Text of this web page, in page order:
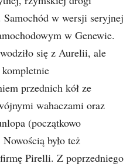
w wersji seryjnej
w Genewie.
się z Aurelii, ale
przednich kół ze
wahaczami oraz
(początkowo
było też
Pirelli. Z poprzedniego